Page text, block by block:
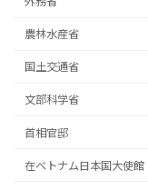
農林水産省
国土交通省
文部科学省
首相官邸
在ベトナム日本国大使館